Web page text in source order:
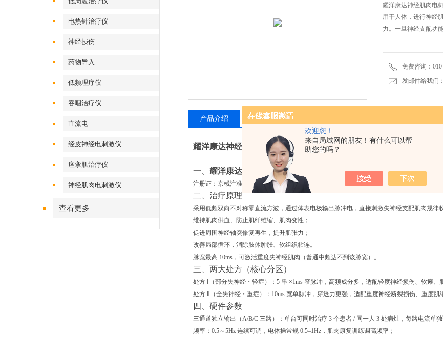
欢迎您！
来自局域网的朋友！有什么可以帮
助您的吗？
电热针治疗仪
神经损伤
药物导入
低频理疗仪
吞咽治疗仪
直流电
经皮神经电刺激仪
痉挛肌治疗仪
神经肌肉电刺激仪
查看更多
耀洋康达神经肌肉电
用于人体，进行神经
力。一旦神经支配功
免费咨询：
发邮件给我们
产品介绍 相关产品
耀洋康达神经肌肉电刺激仪KT-90A（耀洋康达｜二类医用，瑞众诚现
一、 耀洋康达神经肌肉电刺激仪KT-90A 资质信息
注册证：京械注准 20182260113（二类医疗器械） ，康复科、中医科、门诊标配失神经专用理
二、治疗原理
采用低频双向不对称零直流方波 ，通过体表电极输出脉冲电，直接刺激失神经支配肌肉规律
维持肌肉供血、防止肌纤维缩、肌肉变性；
促进周围神经轴突修复再生，提升肌张力；
改善局部循环，消除肢体肿胀、软组织粘连。
脉宽最高 10ms，可激活重度失神经肌肉（普通中频达不到该脉宽）。
三、两大处方（核心分区）
处方 Ⅰ（部分失神经・轻症） ：5 串 ×1ms 窄脉冲，高频成分多，适配轻度神经损伤、软瘫、
处方 Ⅱ（全失神经・重症）
：10ms 宽单脉冲，穿透力更强，适配重度神经断裂损伤、重度肌
四、硬件参数
三通道独立输出（A/B/C 三路）
：单台可同时治疗 3 个患者 / 同一人 3 处病灶，每路电流单独
频率：0.5～5Hz 连续可调 ，电体操常规 0.5–1Hz，肌肉康复训练调高频率；